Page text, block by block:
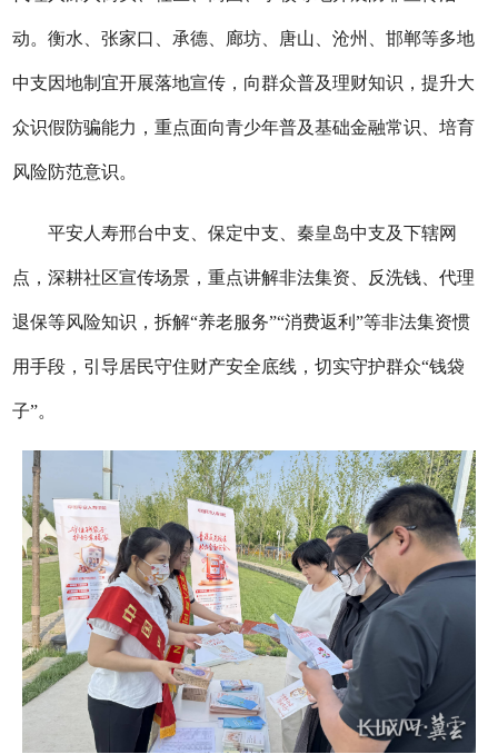
动。衡水、张家口、承德、廊坊、唐山、沧州、邯郸等多地
中支因地制宜开展落地宣传，向群众普及理财知识，提升大
众识假防骗能力，重点面向青少年普及基础金融常识、培育
风险防范意识。
平安人寿邢台中支、保定中支、秦皇岛中支及下辖网
点，深耕社区宣传场景，重点讲解非法集资、反洗钱、代理
退保等风险知识，拆解“养老服务”“消费返利”等非法集资惯
用手段，引导居民守住财产安全底线，切实守护群众“钱袋
子”。